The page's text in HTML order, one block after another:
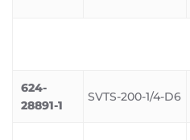
624-
28891-1
SVTS-200-1/4-D6